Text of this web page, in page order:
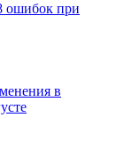
ошибок при
в